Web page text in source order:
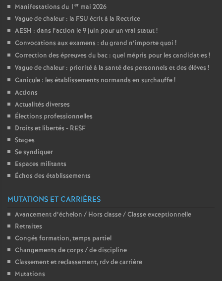
Manifestations du 1 er mai 2026
Vague de chaleur : la FSU écrit à la Rectrice
AESH : dans l’action le 9 juin pour un vrai statut!
Convocations aux examens : du grand n’importe quoi !
Correction des épreuves du bac : quel mépris pour les candidat·es !
Vague de chaleur : priorité à la santé des personnels et des élèves !
Canicule : les établissements normands en surchauffe!
Actions
Actualités diverses
Élections professionnelles
Droits et libertés - RESF
Stages
Se syndiquer
Espaces militants
Échos des établissements
MUTATIONS ET CARRIÈRES
Avancement d’échelon / Hors classe / Classe exceptionnelle
Retraites
Congés formation, temps partiel
Changements de corps / de discipline
Classement et reclassement, rdv de carrière
Mutations